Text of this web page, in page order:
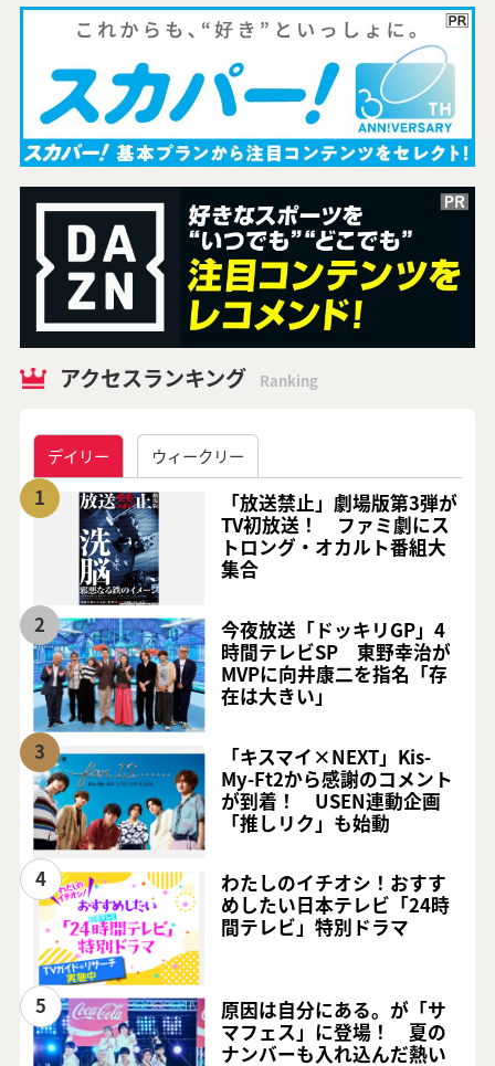
アクセスランキング Ranking
デイリー ウィークリー
1
「放送禁止」劇場版第3弾が
TV初放送！ ファミ劇にス
トロング・オカルト番組大
集合
2
今夜放送「ドッキリGP」4
時間テレビSP 東野幸治が
MVPに向井康二を指名「存
在は大きい」
3
「キスマイ×NEXT」Kis-
My-Ft2から感謝のコメント
が到着！ USEN連動企画
「推しリク」も始動
4
わたしのイチオシ！おすす
めしたい日本テレビ「24時
間テレビ」特別ドラマ
5
原因は自分にある。が「サ
マフェス」に登場！ 夏の
ナンバーも入れ込んだ熱い